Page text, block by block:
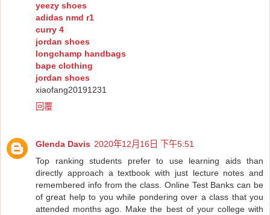
yeezy shoes
adidas nmd r1
curry 4
jordan shoes
longchamp handbags
bape clothing
jordan shoes
xiaofang20191231
回覆
Glenda Davis 2020年12月16日 下午5:51
Top ranking students prefer to use learning aids than
directly approach a textbook with just lecture notes and
remembered info from the class. Online Test Banks can be
of great help to you while pondering over a class that you
attended months ago. Make the best of your college with